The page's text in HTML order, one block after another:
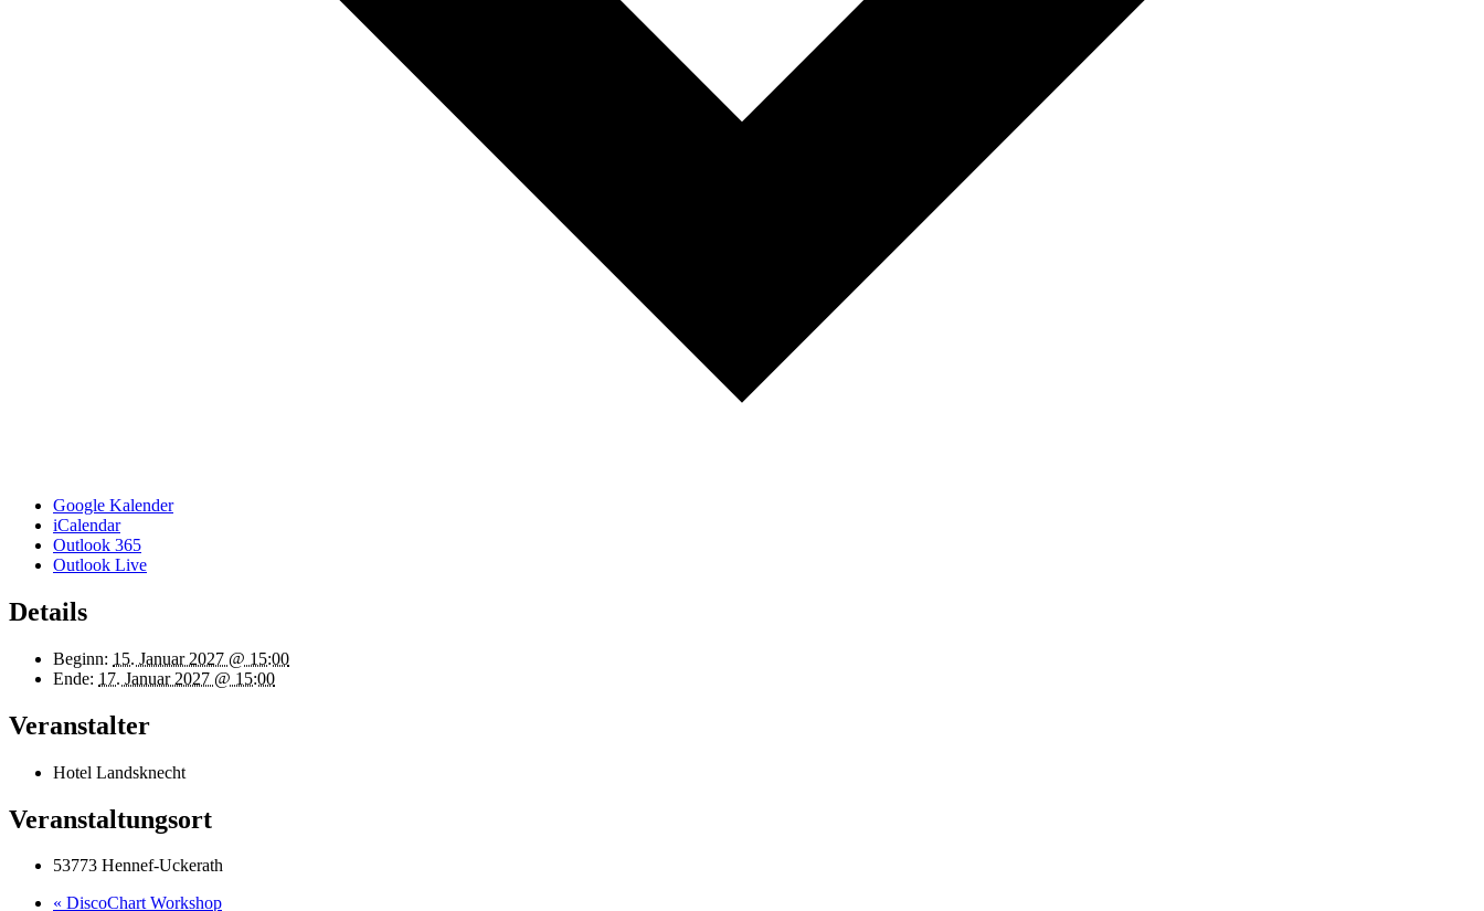
Google Kalender
iCalendar
Outlook 365
Outlook Live
Details
Beginn: 15. Januar 2027 @ 15:00
Ende: 17. Januar 2027 @ 15:00
Veranstalter
Hotel Landsknecht
Veranstaltungsort
53773 Hennef-Uckerath
« DiscoChart Workshop